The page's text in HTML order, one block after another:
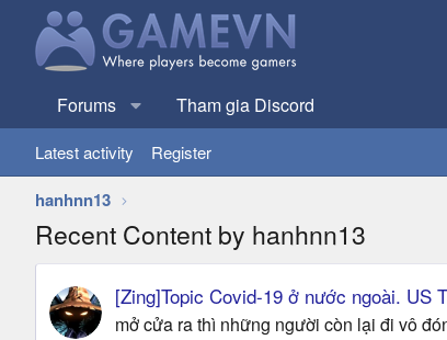
Forums Tham gia Discord
Latest activity Register
hanhnn13
Recent Content by hanhnn13
[Zing]Topic Covid-19 ở nước ngoài. US
mở cửa ra thì những người còn lại đi vô